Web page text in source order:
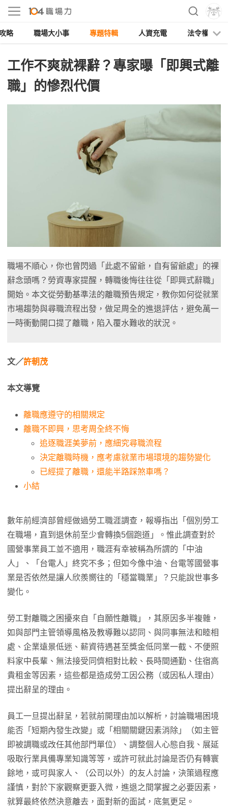
略 職場大小事 專題特輯 人資充電 法令權益
工作不爽就裸辭？專家曝「即興式離
職」的慘烈代價
職場不順心，你也曾閃過「此處不留爺，自有留爺處」的裸
辭念頭嗎？勞資專家提醒，轉職後悔往往從「即興式辭職」
開始。本文從勞動基準法的離職預告規定，教你如何從就業
市場趨勢與尋職流程出發，做足周全的進退評估，避免萬一
一時衝動開口提了離職，陷入覆水難收的狀況。
文／許朝茂
本文導覽
離職應遵守的相關規定
離職不即興，思考周全終不悔
追逐職涯美夢前，應細究尋職流程
決定離職時機，應考慮就業市場環境的趨勢變化
已經提了離職，還能半路踩煞車嗎？
小結
數年前經濟部曾經做過勞工職涯調查，報導指出「個別勞工
在職場，直到退休前至少會轉換5個跑道」。惟此調查對於
國營事業員工並不適用，職涯有幸被稱為所謂的「中油
人」、「台電人」終究不多；但如今像中油、台電等國營事
業是否依然是讓人欣羨嚮往的「穩當職業」？只能說世事多
變化。
勞工對離職之困擾來自「自願性離職」，其原因多半複雜，
如與部門主管領導風格及教導難以認同、與同事無法和睦相
處、企業遠景低迷、薪資待遇甚至獎金低同業一截、不便照
料家中長輩、無法接受同儕相對比較、長時間通勤、住宿高
貴租金等因素，這些都是造成勞工因公務（或因私人理由）
提出辭呈的理由。
員工一旦提出辭呈，若就前開理由加以解析，討論職場困境
能否「短期內發生改變」或「相關關鍵因素消除」（如主管
即被調職或改任其他部門單位）、調整個人心態自我、展延
吸取行業具備專業知識等等，或許可就此討論是否仍有轉寰
餘地，或可與家人、（公司以外）的友人討論，決策過程應
謹慎，對於下家觀察更要入微，進退之間掌握之必要因素，
就算最終依然決意離去，面對新的面試，底氣更足。